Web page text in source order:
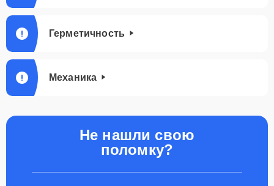
Герметичность
Механика
Не нашли свою
поломку?